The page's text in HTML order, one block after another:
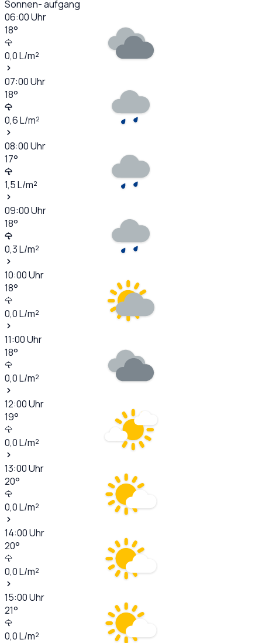
Sonnen- aufgang
06:00Uhr
18°
0,0L/m²
07:00Uhr
18°
0,6L/m²
08:00Uhr
17°
1,5L/m²
09:00Uhr
18°
0,3L/m²
10:00Uhr
18°
0,0L/m²
11:00Uhr
18°
0,0L/m²
12:00Uhr
19°
0,0L/m²
13:00Uhr
20°
0,0L/m²
14:00Uhr
20°
0,0L/m²
15:00Uhr
21°
0,0L/m²